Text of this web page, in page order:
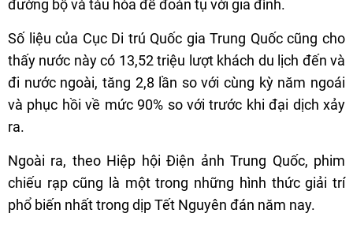
đường bộ và tàu hỏa để đoàn tụ với gia đình.
Số liệu của Cục Di trú Quốc gia Trung Quốc cũng cho
thấy nước này có 13,52 triệu lượt khách du lịch đến và
đi nước ngoài, tăng 2,8 lần so với cùng kỳ năm ngoái
và phục hồi về mức 90% so với trước khi đại dịch xảy
ra.
Ngoài ra, theo Hiệp hội Điện ảnh Trung Quốc, phim
chiếu rạp cũng là một trong những hình thức giải trí
phổ biến nhất trong dịp Tết Nguyên đán năm nay.